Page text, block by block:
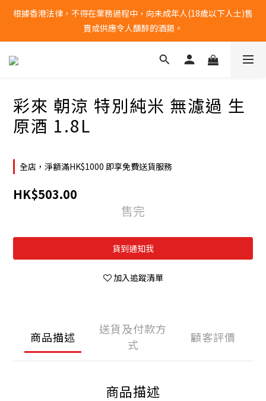
全單購物滿港幣$1000 | 免運費
根據香港法律，不得在業務過程中，向未成年人(18歲以下人士)售
賣或供應令人醺醉的酒類。
全單購物滿港幣$1000 | 免運費
彩來 朝涼 特別純米 無濾過 生
原酒 1.8L
全店，淨額滿HK$1000 即享免費送貨服務
HK$503.00
售完
貨到通知我
加入追蹤清單
商品描述
送貨及付款方
式
顧客評價
商品描述